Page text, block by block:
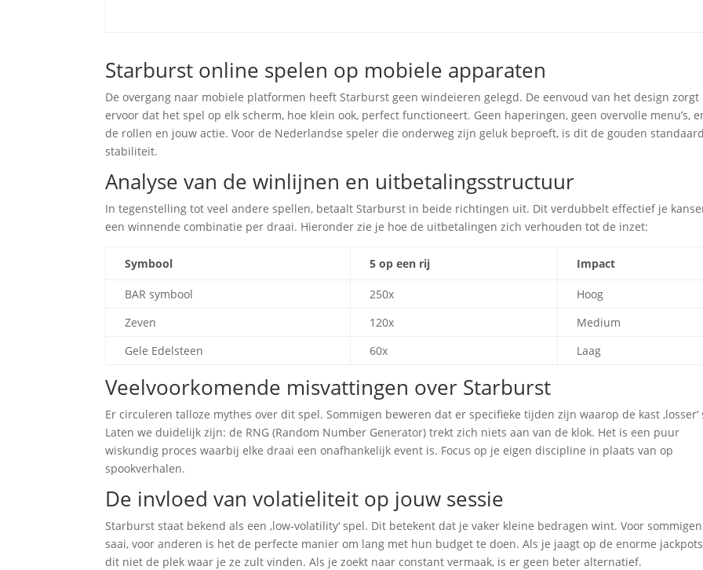
Starburst online spelen op mobiele apparaten
De overgang naar mobiele platformen heeft Starburst geen windeieren gelegd. De eenvoud van het design zorgt
ervoor dat het spel op elk scherm, hoe klein ook, perfect functioneert. Geen haperingen, geen overvolle menu’s,
de rollen en jouw actie. Voor de Nederlandse speler die onderweg zijn geluk beproeft, is dit de gouden
stabiliteit.
Analyse van de winlijnen en uitbetalingsstructuur
In tegenstelling tot veel andere spellen, betaalt Starburst in beide richtingen uit. Dit verdubbelt effectief je
een winnende combinatie per draai. Hieronder zie je hoe de uitbetalingen zich verhouden tot de inzet:
Symbool 5 op een rij Impact
BAR symbool 250x
Hoog
Zeven
120x
Medium
Gele Edelsteen
60x Laag
Veelvoorkomende misvattingen over Starburst
Er circuleren talloze mythes over dit spel. Sommigen beweren dat er specifieke tijden zijn waarop de kast ‚losser‘
Laten we duidelijk zijn: de RNG (Random Number Generator) trekt zich niets aan van de klok. Het is een puur
wiskundig proces waarbij elke draai een onafhankelijk event is. Focus op je eigen discipline in plaats van op
spookverhalen.
De invloed van volatieliteit op jouw sessie
Starburst staat bekend als een ‚low-volatility‘ spel. Dit betekent dat je vaker kleine bedragen wint. Voor
saai, voor anderen is het de perfecte manier om lang met hun budget te doen. Als je jaagt op de enorme
dit niet de plek waar je ze zult vinden. Als je zoekt naar constant vermaak, is er geen beter alternatief.